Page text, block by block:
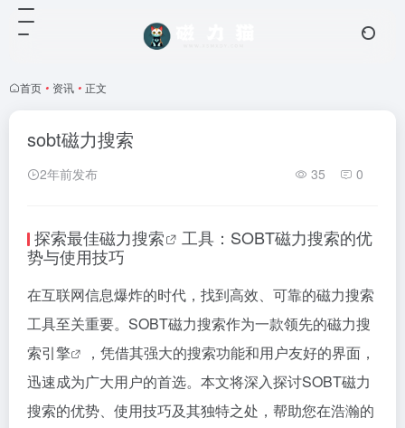
首页 • 资讯 • 正文
sobt磁力搜索
2年前发布 35 0
探索最佳磁力搜索 工具：SOBT磁力搜索的优
势与使用技巧
在互联网信息爆炸的时代，找到高效、可靠的磁力搜索
工具至关重要。SOBT磁力搜索作为一款领先的磁力搜
索引擎
，凭借其强大的搜索功能和用户友好的界面，
迅速成为广大用户的首选。本文将深入探讨SOBT磁力
搜索的优势、使用技巧及其独特之处，帮助您在浩瀚的